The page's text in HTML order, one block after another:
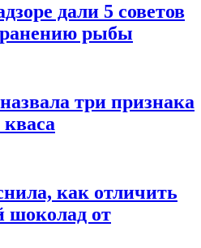
дали 5 советов
рыбы
три признака
как отличить
шоколад от